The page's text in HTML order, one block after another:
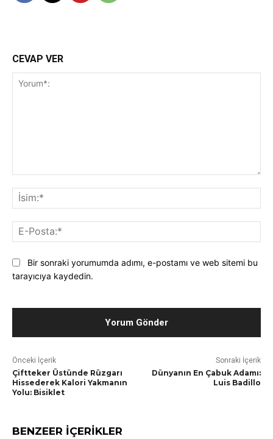
CEVAP VER
Bir sonraki yorumumda adımı, e-postamı ve web sitemi bu
tarayıcıya kaydedin.
Önceki İçerik
Çiftteker Üstünde Rüzgarı
Hissederek Kalori Yakmanın
Yolu: Bisiklet
Sonraki İçerik
Dünyanın En Çabuk Adamı:
Luis Badillo
BENZEER İÇERİKLER